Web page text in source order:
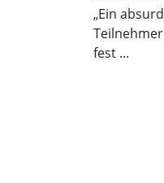
„Ein
fest ...